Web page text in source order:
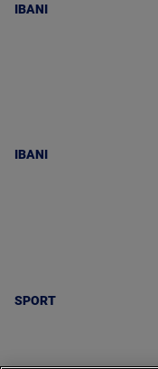
IBANI
IBANI
SPORT